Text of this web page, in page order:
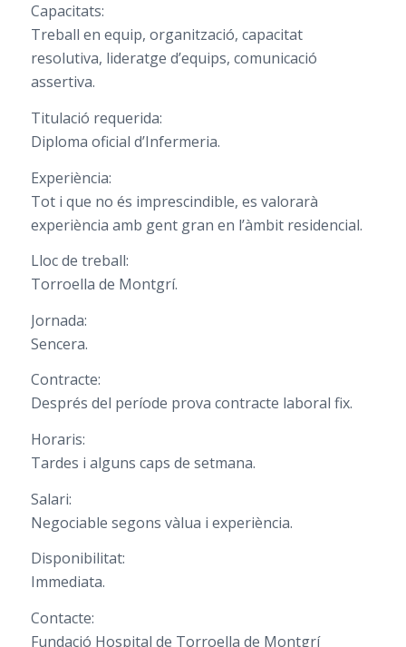
Capacitats:
Treball en equip, organització, capacitat
resolutiva, lideratge d’equips, comunicació
assertiva.
Titulació requerida:
Diploma oficial d’Infermeria.
Experiència:
Tot i que no és imprescindible, es valorarà
experiència amb gent gran en l’àmbit residencial.
Lloc de treball:
Torroella de Montgrí.
Jornada:
Sencera.
Contracte:
Després del període prova contracte laboral fix.
Horaris:
Tardes i alguns caps de setmana.
Salari:
Negociable segons vàlua i experiència.
Disponibilitat:
Immediata.
Contacte:
Fundació Hospital de Torroella de Montgrí